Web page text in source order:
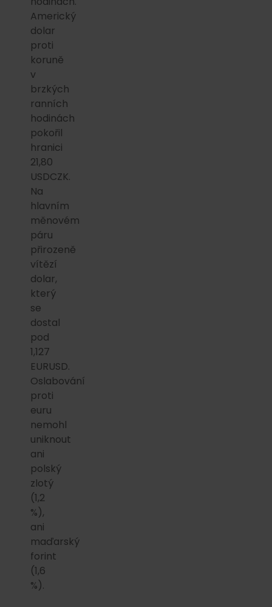
Americký
dolar
proti
koruně
v
brzkých
ranních
hodinách
pokořil
hranici
21,80
USDCZK.
Na
hlavním
měnovém
páru
přirozeně
vítězí
dolar,
který
se
dostal
pod
1,127
EURUSD.
Oslabování
proti
euru
nemohl
uniknout
ani
polský
zlotý
(1,2
%),
ani
maďarský
forint
(1,6
%).